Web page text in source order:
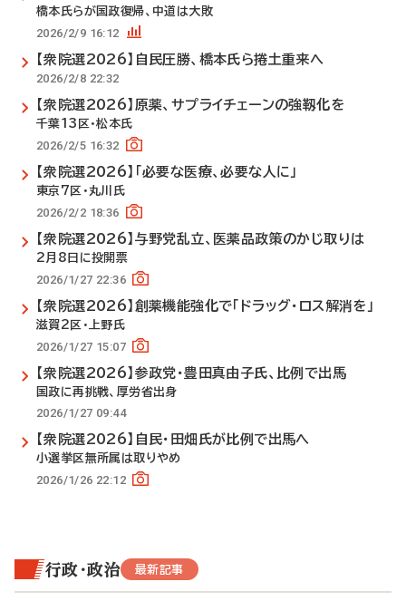
橋本氏らが国政復帰、中道は大敗
2026/2/9 16:12
【衆院選2026】自民圧勝、橋本氏ら捲土重来へ
2026/2/8 22:32
【衆院選2026】原薬、サプライチェーンの強靱化を
千葉13区・松本氏
2026/2/5 16:32
【衆院選2026】「必要な医療、必要な人に」
東京7区・丸川氏
2026/2/2 18:36
【衆院選2026】与野党乱立、医薬品政策のかじ取りは
2月8日に投開票
2026/1/27 22:36
【衆院選2026】創薬機能強化で「ドラッグ・ロス解消を」
滋賀2区・上野氏
2026/1/27 15:07
【衆院選2026】参政党・豊田真由子氏、比例で出馬
国政に再挑戦、厚労省出身
2026/1/27 09:44
【衆院選2026】自民・田畑氏が比例で出馬へ
小選挙区無所属は取りやめ
2026/1/26 22:12
行政・政治 最新記事